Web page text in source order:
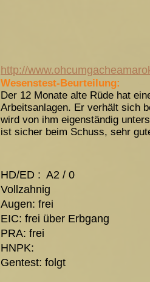
http://
Wesenstest-Beurteilung:
Der 12 Monate alte Rüde hat
Arbeitsanlagen. Er verhält sich
wird von ihm eigenständig
ist sicher beim Schuss, sehr
HD/ED : A2 / 0
Vollzahnig
Augen: frei
EIC: frei über Erbgang
PRA: frei
HNPK:
Gentest: folgt